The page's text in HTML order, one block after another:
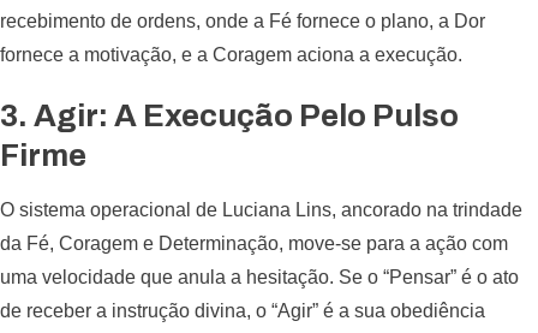
recebimento de ordens, onde a Fé fornece o plano, a Dor
fornece a motivação, e a Coragem aciona a execução.
3. Agir: A Execução Pelo Pulso
Firme
O sistema operacional de Luciana Lins, ancorado na trindade
da Fé, Coragem e Determinação, move-se para a ação com
uma velocidade que anula a hesitação. Se o “Pensar” é o ato
de receber a instrução divina, o “Agir” é a sua obediência